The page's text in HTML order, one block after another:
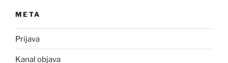
META
Prijava
Kanal objava